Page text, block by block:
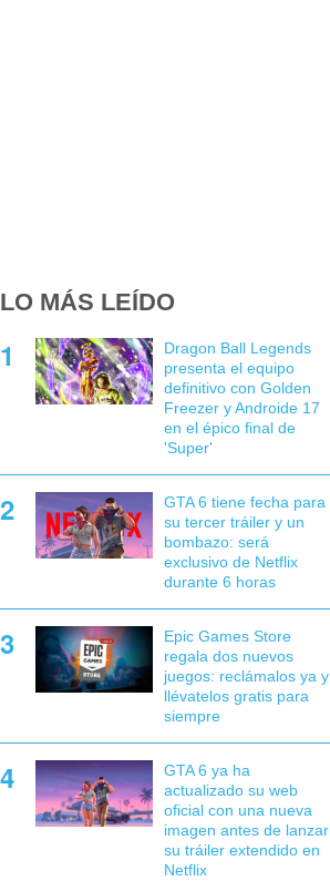
LO MÁS LEÍDO
Dragon Ball Legends
presenta el equipo
definitivo con Golden
Freezer y Androide 17
en el épico final de
'Super'
GTA 6 tiene fecha para
su tercer tráiler y un
bombazo: será
exclusivo de Netflix
durante 6 horas
Epic Games Store
regala dos nuevos
juegos: reclámalos ya y
llévatelos gratis para
siempre
GTA 6 ya ha
actualizado su web
oficial con una nueva
imagen antes de lanzar
su tráiler extendido en
Netflix